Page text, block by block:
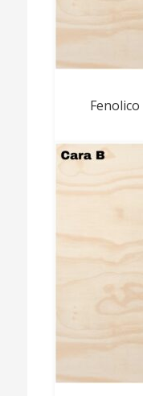
Fenolico